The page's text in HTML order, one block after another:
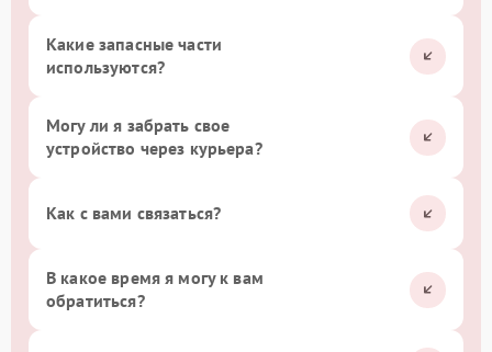
Какие запасные части
используются?
Могу ли я забрать свое
устройство через курьера?
Как с вами связаться?
В какое время я могу к вам
обратиться?